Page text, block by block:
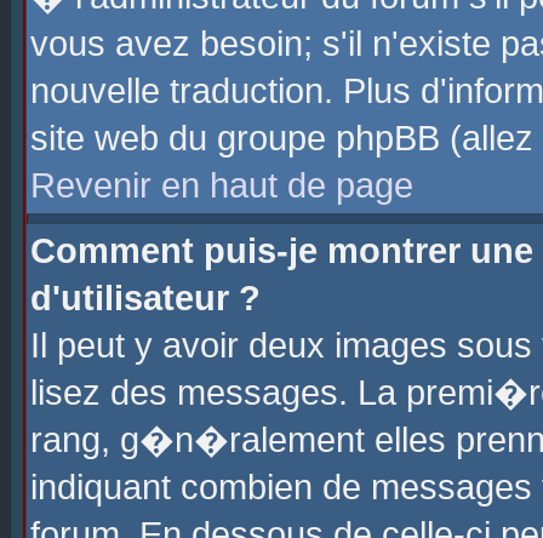
vous avez besoin; s'il n'existe
nouvelle traduction. Plus
site web du groupe phpBB
Revenir en haut de page
Comment puis-je montrer
d'utilisateur ?
Il peut y avoir deux images
lisez des messages. La
rang, g�n�ralement elles
indiquant combien de